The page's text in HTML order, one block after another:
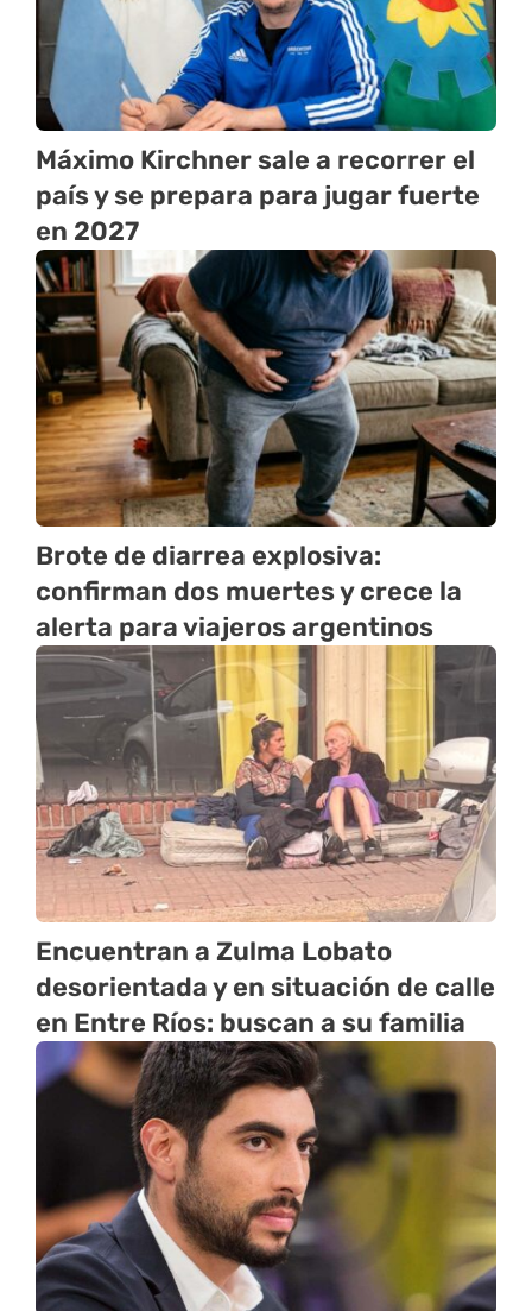
Máximo Kirchner sale a recorrer el
país y se prepara para jugar fuerte
en 2027
Brote de diarrea explosiva:
confirman dos muertes y crece la
alerta para viajeros argentinos
Encuentran a Zulma Lobato
desorientada y en situación de calle
en Entre Ríos: buscan a su familia